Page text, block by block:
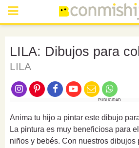
LILA: Dibujos para
LILA
PUBLICIDAD
Anima tu hijo a pintar este dibujo
La pintura es muy beneficiosa para
niños y bebés. Con nuestros dibujos